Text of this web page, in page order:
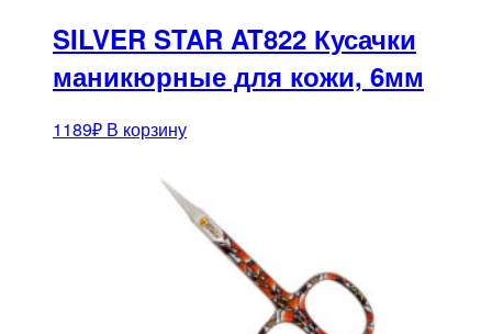
SILVER STAR AT822 Кусачки
маникюрные для кожи, 6мм
1189₽ В корзину